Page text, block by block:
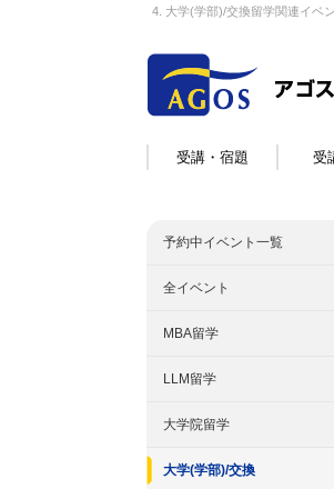
4. 大学(学部)/交換留学関連イベ
受講・宿題 受
予約中イベント一覧
全イベント
MBA留学
LLM留学
大学院留学
大学(学部)/交換